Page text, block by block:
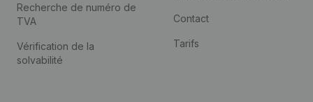
Recherche de numéro de
TVA
Vérification de la
solvabilité
Contact
Tarifs